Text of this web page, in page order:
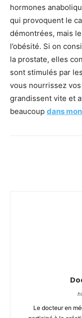
hormones
qui provoquent le
démontrées, mais
l’obésité. Si on
la prostate, elles
sont stimulés par
vous nourrissez
grandissent vite et
beaucoup dans
Le docteur en